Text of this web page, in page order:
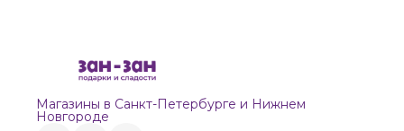
Магазины в Санкт-Петербурге и Нижнем
Новгороде